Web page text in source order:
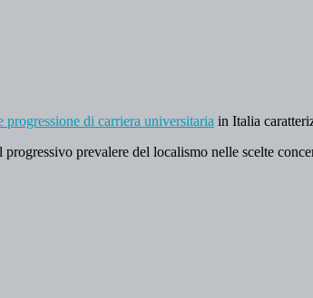
progressione di carriera universitaria in Italia
prevalere del localismo nelle scelte